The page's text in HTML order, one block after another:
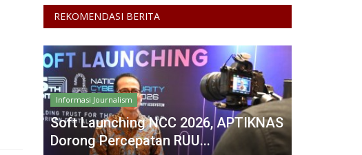
REKOMENDASI BERITA
Informasi Journalism
Soft Launching NCC 2026, APTIKNAS
Dorong Percepatan RUU...